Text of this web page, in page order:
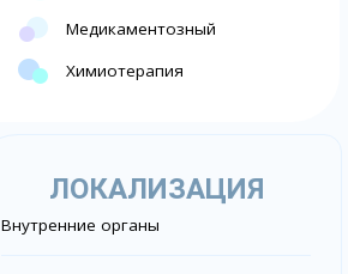
Медикаментозный
Химиотерапия
ЛОКАЛИЗАЦИЯ
Внутренние органы